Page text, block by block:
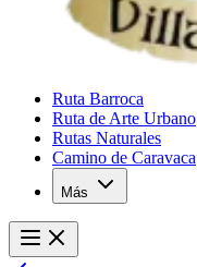
Ruta Barroca
Ruta de Arte Urbano
Rutas Naturales
Camino de Caravaca
Más